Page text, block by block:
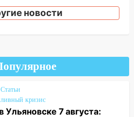
шахматистка
открыли памятную
Кондратию Рылееву
спасатели ночью
в заброшенных
мужчину
новости
Статьи
кризис
Ульяновске 7 августа: